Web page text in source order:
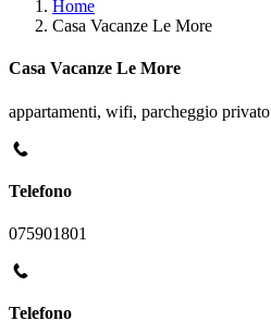
Home
Casa Vacanze Le More
Casa Vacanze Le More
appartamenti, wifi, parcheggio privato
Telefono
075901801
Telefono